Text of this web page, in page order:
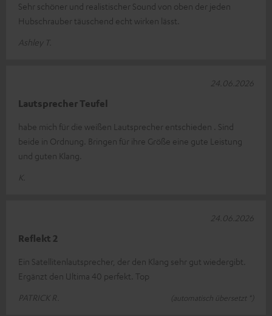
Sehr schöner und realistischer Sound von oben der jeden
Hubschrauber täuschend echt wirken lässt.
Ashley T.
Lautsprecher Teufel
habe mich für die weißen Lautsprecher entschieden . Sind
beide in Ordnung. Bringen für ihre Größe eine gute Leistung
und guten Klang.
K.
24.06.2026
Reflekt 2
Ein Satellitenlautsprecher, der den Klang sehr gut wiedergibt.
Ergänzt den Ultima 40 perfekt. Top
PATRICK R.
(automatisch übersetzt *)
24.06.2026